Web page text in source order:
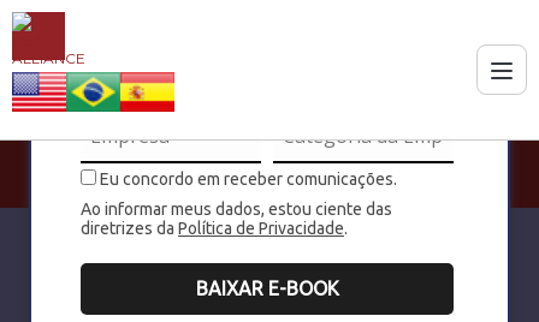
Eu concordo em receber comunicações.
Ao informar meus dados, estou ciente das
diretrizes da Política de Privacidade.
BAIXAR E-BOOK